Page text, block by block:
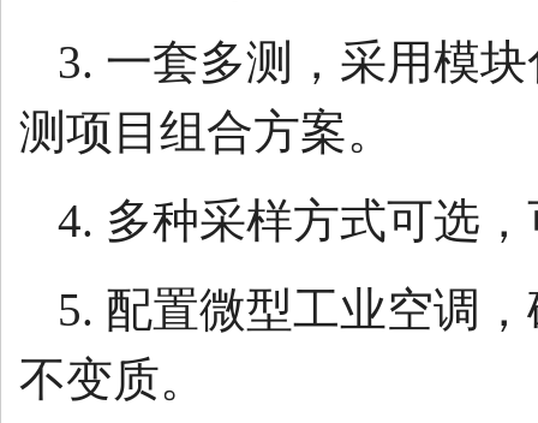
3. 一套多测，采用模
测项目组合方案。
4. 多种采样方式可选
5. 配置微型工业空调
不变质。